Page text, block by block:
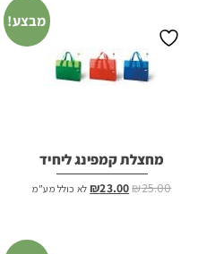
מבצע!
מחצלת קמפינג ליחיד
₪25.00
המחיר₪23.00 המחיר
לא כולל מע"מ